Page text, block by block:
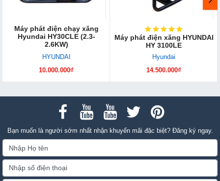
Máy phát điện chạy xăng
Hyundai HY30CLE (2.3-
2.6KW)
HYUNDAI
10.000.000₫
Máy phát điện xăng HYUNDAI
HY 3100LE
Hyundai
14.500.000₫
Bạn muốn là người sớm nhất nhận khuyến mãi đặc biệt? Đăng ký ngay.